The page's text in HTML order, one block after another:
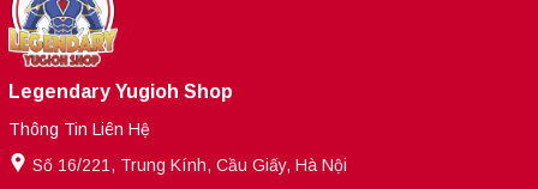
Legendary Yugioh Shop
Thông Tin Liên Hệ
Số 16/221, Trung Kính, Cầu Giấy, Hà Nội